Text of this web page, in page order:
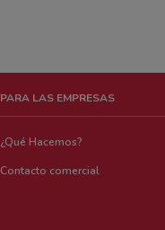
PARA LAS EMPRESAS
¿Qué Hacemos?
Contacto comercial